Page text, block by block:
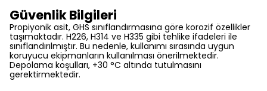
Güvenlik Bilgileri
Propiyonik asit, GHS sınıflandırmasına göre korozif özellikler
taşımaktadır. H226, H314 ve H335 gibi tehlike ifadeleri ile
sınıflandırılmıştır. Bu nedenle, kullanımı sırasında uygun
koruyucu ekipmanların kullanılması önerilmektedir.
Depolama koşulları, +30 °C altında tutulmasını
gerektirmektedir.